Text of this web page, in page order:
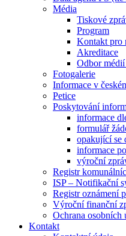
Média
Tiskové
Program
Kontakt pro
Akreditace
Odbor
Fotogalerie
Informace v
Petice
Poskytování
informace
formulář
opakující se
informace
výroční
Registr
ISP – Notifikační
Registr oznámení
Výroční finanční
Ochrana
Kontakt